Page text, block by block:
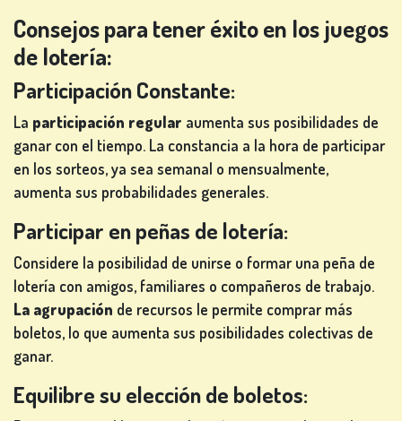
Consejos para tener éxito en los juegos
de lotería:
Participación Constante:
La participación regular aumenta sus posibilidades de
ganar con el tiempo. La constancia a la hora de participar
en los sorteos, ya sea semanal o mensualmente,
aumenta sus probabilidades generales.
Participar en peñas de lotería:
Considere la posibilidad de unirse o formar una peña de
lotería con amigos, familiares o compañeros de trabajo.
La agrupación de recursos le permite comprar más
boletos, lo que aumenta sus posibilidades colectivas de
ganar.
Equilibre su elección de boletos: